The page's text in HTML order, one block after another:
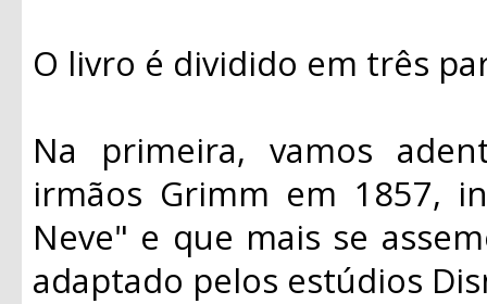
O livro é dividido em três
Na primeira, vamos
irmãos Grimm em 1857,
Neve" e que mais se
adaptado pelos estúdios